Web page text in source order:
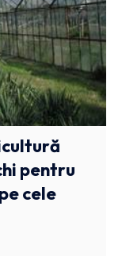
pentru
cele